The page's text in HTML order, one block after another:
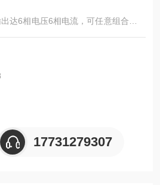
相电压型、6相电流型，以及12相型输
和备自投试验。
17731279307